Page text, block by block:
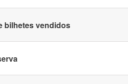
bilhetes vendidos